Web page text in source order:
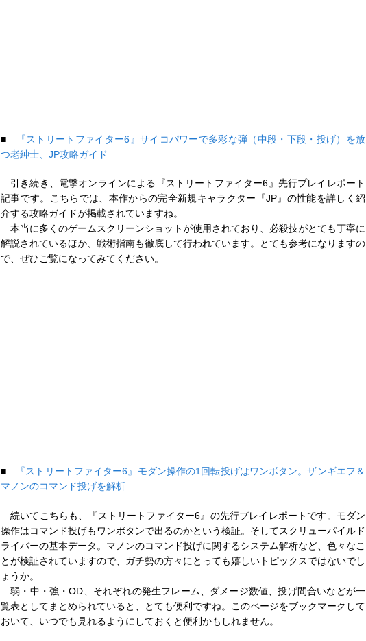
■
『ストリートファイター6』サイコパワーで多彩な弾（中段・下段・投げ）を放
つ老紳士、JP攻略ガイド
引き続き、電撃オンラインによる『ストリートファイター6』先行プレイレポート
記事です。こちらでは、本作からの完全新規キャラクター『JP』の性能を詳しく紹
介する攻略ガイドが掲載されていますね。
本当に多くのゲームスクリーンショットが使用されており、必殺技がとても丁寧に
解説されているほか、戦術指南も徹底して行われています。とても参考になりますの
で、ぜひご覧になってみてください。
■
『ストリートファイター6』モダン操作の1回転投げはワンボタン。ザンギエフ＆
マノンのコマンド投げを解析
続いてこちらも、『ストリートファイター6』の先行プレイレポートです。モダン
操作はコマンド投げもワンボタンで出るのかという検証。そしてスクリューパイルド
ライバーの基本データ。マノンのコマンド投げに関するシステム解析など、色々なこ
とが検証されていますので、ガチ勢の方々にとっても嬉しいトピックスではないでし
ょうか。
弱・中・強・OD、それぞれの発生フレーム、ダメージ数値、投げ間合いなどが一
覧表としてまとめられていると、とても便利ですね。このページをブックマークして
おいて、いつでも見れるようにしておくと便利かもしれません。